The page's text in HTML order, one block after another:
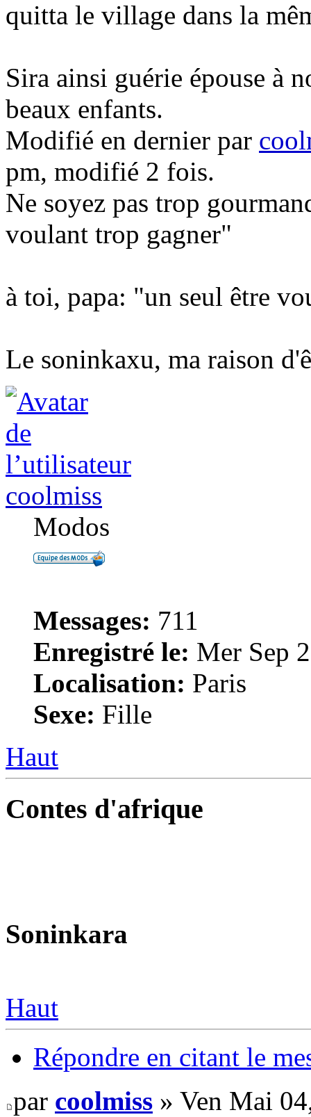
quitta le village dans la
Sira ainsi guérie épouse à
beaux enfants.
Modifié en dernier par
pm, modifié 2 fois.
Ne soyez pas trop
voulant trop gagner"
à toi, papa: "un seul être
Le soninkaxu, ma raison
coolmiss
Modos
Messages: 711
Enregistré le: Mer Sep
Localisation: Paris
Sexe: Fille
Haut
Contes d'afrique
Soninkara
Haut
Répondre en citant le
par coolmiss » Ven Mai